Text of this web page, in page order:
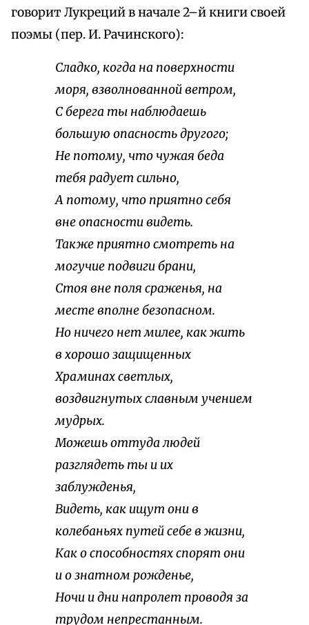
говорит Лукреций в начале 2–й книги своей
поэмы (пер. И. Рачинского):
Сладко, когда на поверхности
моря, взволнованной ветром,
С берега ты наблюдаешь
большую опасность другого;
Не потому, что чужая беда
тебя радует сильно,
А потому, что приятно себя
вне опасности видеть.
Также приятно смотреть на
могучие подвиги брани,
Стоя вне поля сраженья, на
месте вполне безопасном.
Но ничего нет милее, как жить
в хорошо защищенных
Храминах светлых,
воздвигнутых славным учением
мудрых.
Можешь оттуда людей
разглядеть ты и их
заблужденья,
Видеть, как ищут они в
колебаньях путей себе в жизни,
Как о способностях спорят они
и о знатном рожденье,
Ночи и дни напролет проводя за
трудом непрестанным.